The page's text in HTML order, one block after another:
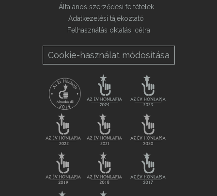
Általános szerződési feltételek
Adatkezelési tájékoztató
Felhasználás oktatási célra
Cookie-használat módosítása